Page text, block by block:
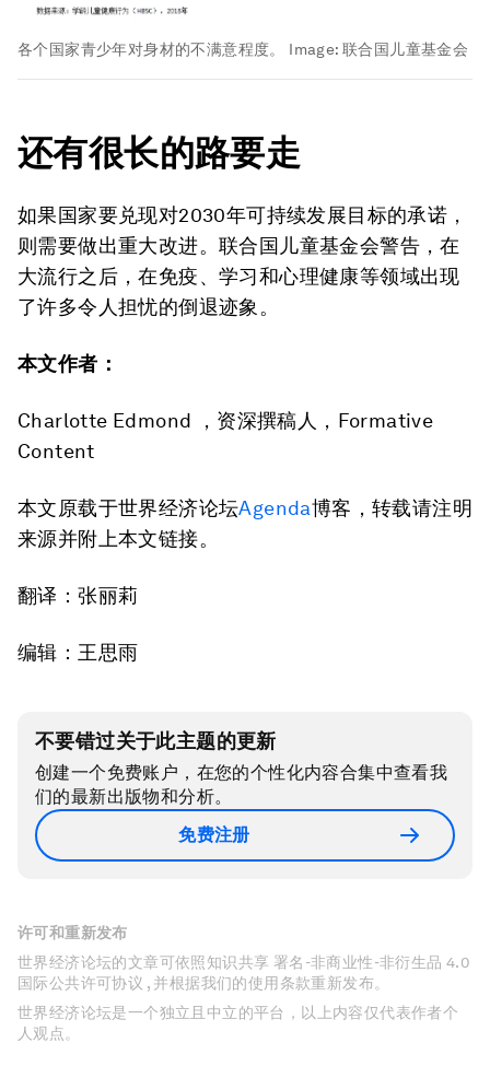
各个国家青少年对身材的不满意程度。 Image:联合国儿童基金会
还有很长的路要走
如果国家要兑现对2030年可持续发展目标的承诺，
则需要做出重大改进。联合国儿童基金会警告，在
大流行之后，在免疫、学习和心理健康等领域出现
了许多令人担忧的倒退迹象。
本文作者：
Charlotte Edmond ，资深撰稿人，Formative
Content
本文原载于世界经济论坛Agenda博客，转载请注明
来源并附上本文链接。
翻译：张丽莉
编辑：王思雨
不要错过关于此主题的更新
创建一个免费账户，在您的个性化内容合集中查看我
们的最新出版物和分析。
免费注册
许可和重新发布
世界经济论坛的文章可依照知识共享 署名-非商业性-非衍生品 4.0
国际公共许可协议 , 并根据我们的使用条款重新发布。
世界经济论坛是一个独立且中立的平台，以上内容仅代表作者个
人观点。